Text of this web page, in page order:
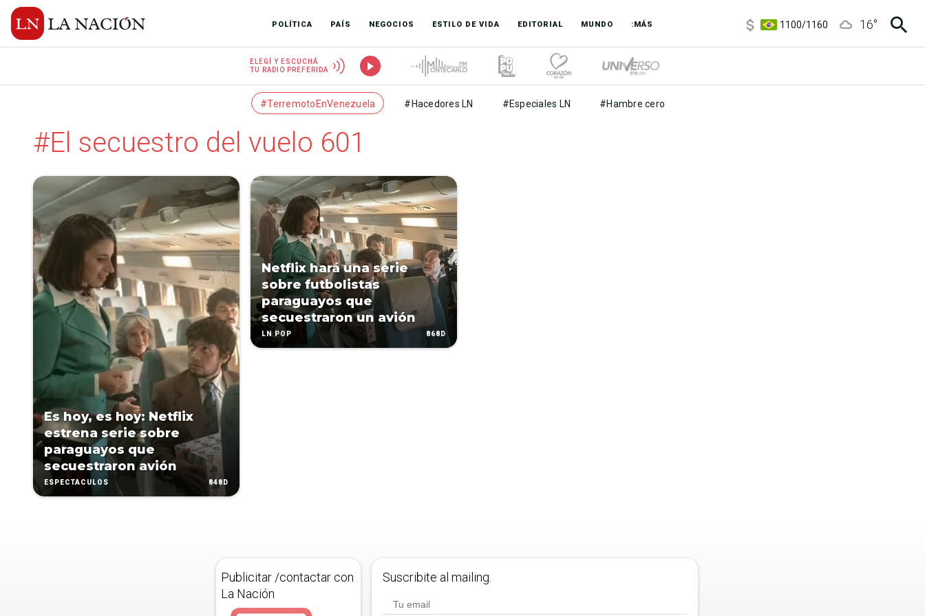
POLÍTICA PAÍS NEGOCIOS ESTILO DE VIDA EDITORIAL MUNDO :MÁS
1100/1160
16°
ELEGÍ Y ESCUCHÁ
TU RADIO PREFERIDA
#TerremotoEnVenezuela #Hacedores LN #Especiales LN #Hambre cero
#El secuestro del vuelo 601
Es hoy, es hoy: Netflix
estrena serie sobre
paraguayos que
secuestraron avión
ESPECTÁCULOS 848D
Netflix hará una serie
sobre futbolistas
paraguayos que
secuestraron un avión
LN POP 868D
Publicitar /contactar con
La Nación
Suscribite al mailing.